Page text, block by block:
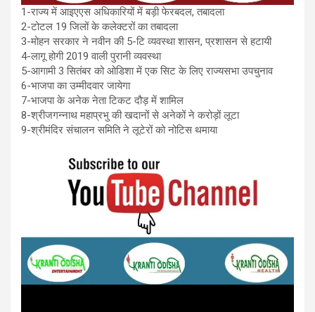
1-राज्य में आइएएस अधिकारियों में बड़ी फेरबदल, तबादला
2-टोटल 19 जिलों के कलेक्टरों का तबादला
3-मोहन सरकार ने नवीन की 5-टि व्यवस्था शासन, प्रशासन से हटायी
4-लागू होगी 2019 वाली पुरानी व्यवस्था
5-आगामी 3 सितंबर को ओडिशा में एक सिट के लिए राज्यसभा उपचुनाव
6-भाजपा का उम्मीदवार जायेगा
7-भाजपा के अनेक नेता टिकट दौड़ में शामिल
8-श्रीजगन्नाथ महाप्रभु की खदानों से अनेकों ने करोड़ों लूटा
9-श्रीमंदिर संचालन समिति ने लूटेरों को नोटिस थमाया